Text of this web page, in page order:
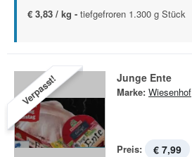
€ 3,83 / kg - tiefgefroren 1.300 g Stück
Verpasst! Junge Ente
Marke: Wiesenhof
Preis: € 7,99